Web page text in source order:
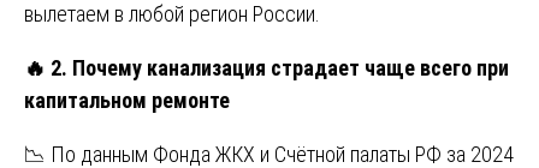
вылетаем в любой регион России.
🔥 2. Почему канализация страдает чаще всего при
капитальном ремонте
📉 По данным Фонда ЖКХ и Счётной палаты РФ за 2024